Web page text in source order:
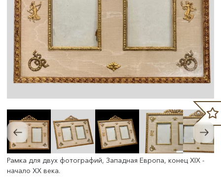
Рамка для двух фотографий, Западная Европа, конец XIX -
начало XX века.